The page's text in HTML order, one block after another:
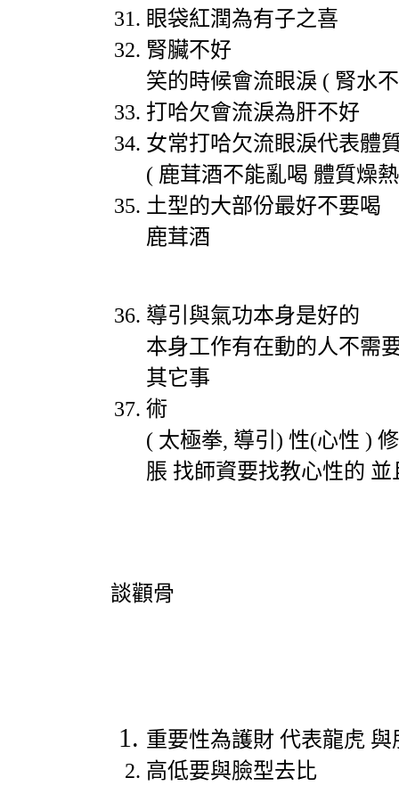
眼袋紅潤為有子之喜
腎臟不好
笑的時候會流眼淚 ( 腎水
打哈欠會流淚為肝不好
女常打哈欠流眼淚代表體
( 鹿茸酒不能亂喝 體質燥
土型的大部份最好不要喝
鹿茸酒
導引與氣功本身是好的
本身工作有在動的人不需
其它事
術
( 太極拳, 導引 ) 性(心性 )
脹 找師資要找教心性的 並
談顴骨
重要性為護財 代表龍虎 與
高低要與臉型去比